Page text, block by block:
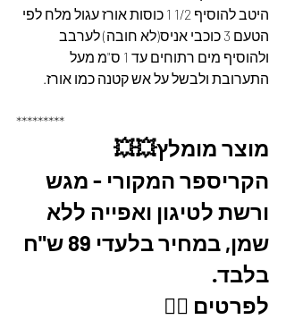
היטב להוסיף 1/2 1 כוסות אורז עגול מלח לפי
הטעם 3 כוכבי אניס(לא חובה) לערבב
ולהוסיף מים רתוחים עד 1 ס"מ מעל
התערובת ולבשל על אש קטנה כמו אורז.
*********
מוצר מומלץ💥💥
הקריספר המקורי - מגש
ורשת לטיגון ואפייה ללא
שמן, במחיר בלעדי 89 ש"ח
בלבד.
לפרטים 👇🏼